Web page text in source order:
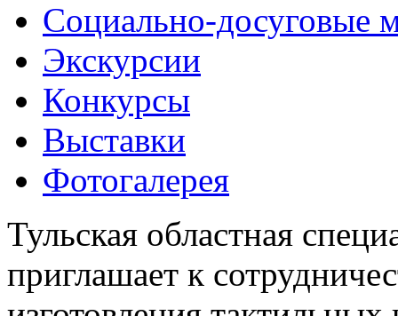
Социально-досуговые
Экскурсии
Конкурсы
Выставки
Фотогалерея
Тульская областная
приглашает к